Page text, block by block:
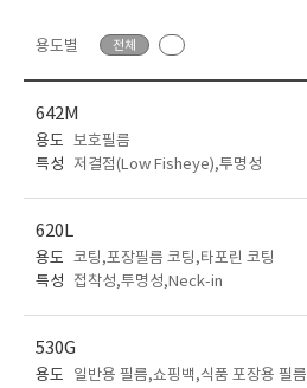
용도별 전체
642M
용도 보호필름
특성
저결점(Low Fisheye),투명성
620L
용도 코팅,포장필름 코팅,타포린 코팅
특성
접착성,투명성,Neck-in
530G
용도
일반용 필름,쇼핑백,식품 포장용 필름